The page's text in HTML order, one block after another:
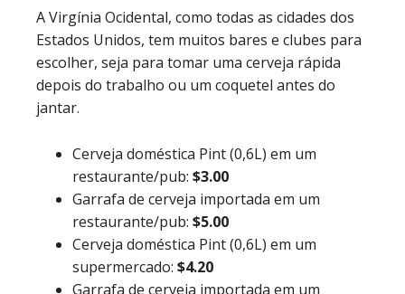
A Virgínia Ocidental, como todas as cidades dos
Estados Unidos, tem muitos bares e clubes para
escolher, seja para tomar uma cerveja rápida
depois do trabalho ou um coquetel antes do
jantar.
Cerveja doméstica Pint (0,6L) em um
restaurante/pub: $3.00
Garrafa de cerveja importada em um
restaurante/pub: $5.00
Cerveja doméstica Pint (0,6L) em um
supermercado: $4.20
Garrafa de cerveja importada em um